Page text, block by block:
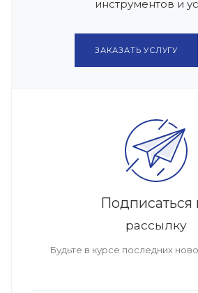
инструментов и
ЗАКАЗАТЬ УСЛУГУ
Подписаться
рассылку
Будьте в курсе последних